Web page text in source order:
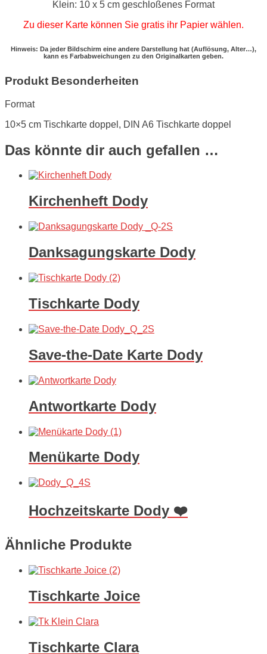
Klein: 10 x 5 cm geschloßenes Format
Zu dieser Karte können Sie gratis ihr Papier wählen.
Hinweis: Da jeder Bildschirm eine andere Darstellung hat (Auflösung, Alter…),
kann es Farbabweichungen zu den Originalkarten geben.
Produkt Besonderheiten
Format
10×5 cm Tischkarte doppel, DIN A6 Tischkarte doppel
Das könnte dir auch gefallen …
Kirchenheft Dody
Danksagungskarte Dody
Tischkarte Dody
Save-the-Date Karte Dody
Antwortkarte Dody
Menükarte Dody
Hochzeitskarte Dody ❤️
Ähnliche Produkte
Tischkarte Joice
Tischkarte Clara